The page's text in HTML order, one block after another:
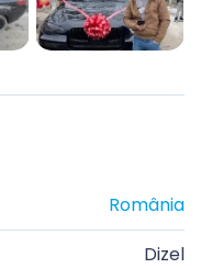
România
Dizel